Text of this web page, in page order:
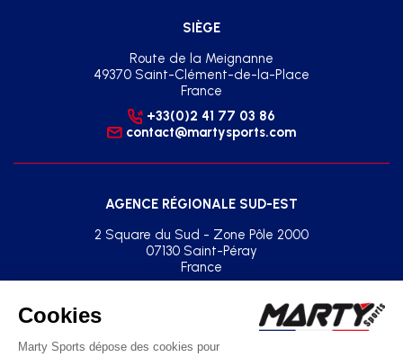
SIÈGE
Route de la Meignanne
49370 Saint-Clément-de-la-Place
France
+33(0)2 41 77 03 86
contact@martysports.com
AGENCE RÉGIONALE SUD-EST
2 Square du Sud - Zone Pôle 2000
07130 Saint-Péray
France
agence.sud.est@martysports.com